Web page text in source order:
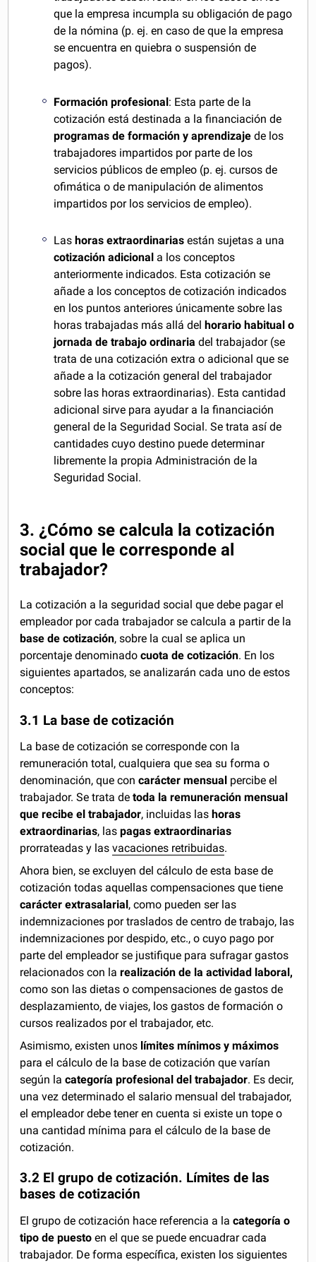
que la empresa incumpla su obligación de pago
de la nómina (p. ej. en caso de que la empresa
se encuentra en quiebra o suspensión de
pagos).
Formación profesional: Esta parte de la
cotización está destinada a la financiación de
programas de formación y aprendizajede los
trabajadores impartidos por parte de los
servicios públicos de empleo (p. ej. cursos de
ofimática o de manipulación de alimentos
impartidos por los servicios de empleo).
Las horas extraordinarias están sujetas a una
cotización adicional a los conceptos
anteriormente indicados. Esta cotización se
añade a los conceptos de cotización indicados
en los puntos anteriores únicamente sobre las
horas trabajadas más allá del horario habitual o
jornada de trabajo ordinaria del trabajador (se
trata de una cotización extra o adicional que se
añade a la cotización general del trabajador
sobre las horas extraordinarias). Esta cantidad
adicional sirve para ayudar a la financiación
general de la Seguridad Social. Se trata así de
cantidades cuyo destino puede determinar
libremente la propia Administración de la
Seguridad Social.
3. ¿Cómo se calcula la cotización
social que le corresponde al
trabajador?
La cotización a la seguridad social que debe pagar el
empleador por cada trabajador se calcula a partir de la
base de cotización, sobre la cual se aplica un
porcentaje denominado cuota de cotización. En los
siguientes apartados, se analizarán cada uno de estos
conceptos:
3.1 La base de cotización
La base de cotización se corresponde con la
remuneración total, cualquiera que sea su forma o
denominación, que concarácter mensual percibe el
trabajador. Se trata detoda la remuneración mensual
que recibe el trabajador, incluidas lashoras
extraordinarias, las pagas extraordinarias
prorrateadas y lasvacaciones retribuidas.
Ahora bien, se excluyen del cálculo de esta base de
cotización todas aquellas compensaciones que tiene
carácter extrasalarial, como pueden ser las
indemnizaciones por traslados de centro de trabajo, las
indemnizaciones por despido, etc., o cuyo pago por
parte del empleador se justifique para sufragar gastos
relacionados con larealización de la actividad laboral,
como son las dietas o compensaciones de gastos de
desplazamiento, de viajes, los gastos de formación o
cursos realizados por el trabajador, etc.
Asimismo, existen unos límites mínimos y máximos
para el cálculo de la base de cotización que varían
según lacategoría profesional del trabajador. Es decir,
una vez determinado el salario mensual del trabajador,
el empleador debe tener en cuenta si existe un tope o
una cantidad mínima para el cálculo de la base de
cotización.
3.2 El grupo de cotización. Límites de las
bases de cotización
El grupo de cotización hace referencia a lacategoría o
tipo de puesto en el que se puede encuadrar cada
trabajador. De forma específica, existen los siguientes